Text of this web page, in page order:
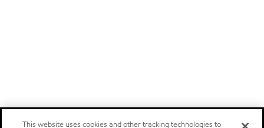
This website uses cookies and other tracking technologies to